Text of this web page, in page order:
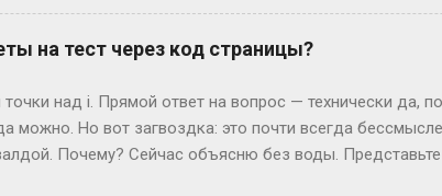
он прицепляется к следующему году, сдвигая старт.
год начнется со вторника. Вот и вся магия. А если год
52 недели и 2 дня «сверху». Теперь вопрос: могут
везёт нечасто...
на тест через код страницы?
над i. Прямой ответ на вопрос — технически да,
можно. Но вот загвоздка: это почти всегда
Почему? Сейчас объясню без воды.